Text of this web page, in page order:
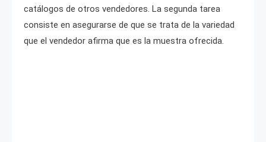
catálogos de otros vendedores. La segunda tarea
consiste en asegurarse de que se trata de la variedad
que el vendedor afirma que es la muestra ofrecida.